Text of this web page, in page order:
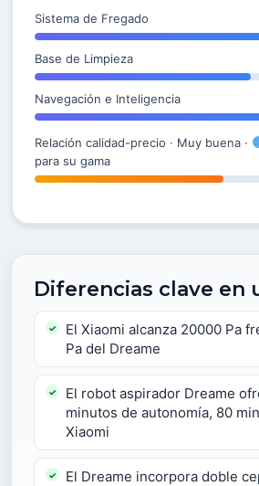
Sistema de Fregado
Base de Limpieza
Navegación e Inteligencia
Relación calidad-precio · Muy buena ·
para su gama
Diferencias clave en
El Xiaomi alcanza 20000 Pa
Pa del Dreame
El robot aspirador Dreame
minutos de autonomía, 80
Xiaomi
El Dreame incorpora doble